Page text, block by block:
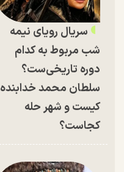
سریال رویای نیمه
شب مربوط به کدام
دوره تاریخی‌ست؟
سلطان محمد خدابنده
کیست و شهر حله
کجاست؟